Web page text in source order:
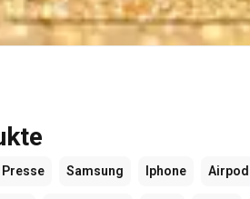
Presse Samsung Iphone